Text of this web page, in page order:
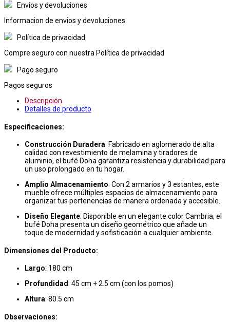
Envios y devoluciones
Informacion de envios y devoluciones
Política de privacidad
Compre seguro con nuestra Política de privacidad
Pago seguro
Pagos seguros
Descripción
Detalles de producto
Especificaciones:
Construcción Duradera: Fabricado en aglomerado de alta
calidad con revestimiento de melamina y tiradores de
aluminio, el bufé Doha garantiza resistencia y durabilidad para
un uso prolongado en tu hogar.
Amplio Almacenamiento: Con 2 armarios y 3 estantes, este
mueble ofrece múltiples espacios de almacenamiento para
organizar tus pertenencias de manera ordenada y accesible.
Diseño Elegante: Disponible en un elegante color Cambria, el
bufé Doha presenta un diseño geométrico que añade un
toque de modernidad y sofisticación a cualquier ambiente.
Dimensiones del Producto:
Largo: 180 cm
Profundidad: 45 cm + 2.5 cm (con los pomos)
Altura: 80.5 cm
Observaciones: